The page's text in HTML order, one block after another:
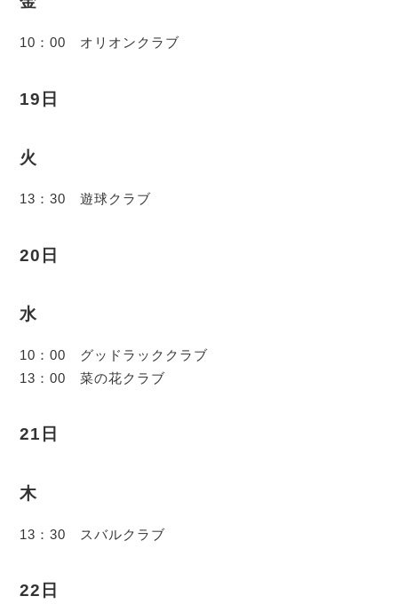
10：00 オリオンクラブ
19日
火
13：30 遊球クラブ
20日
水
10：00 グッドラッククラブ
13：00 菜の花クラブ
21日
木
13：30 スバルクラブ
22日